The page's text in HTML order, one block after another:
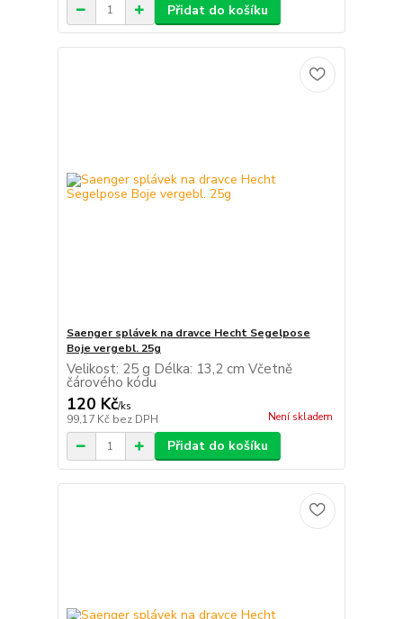
Přidat do košíku
Saenger splávek na dravce Hecht Segelpose
Boje vergebl. 25g
Velikost: 25 g Délka: 13,2 cm Včetně
čárového kódu
120 Kč/ks
99,17 Kč bez DPH Není skladem
Přidat do košíku